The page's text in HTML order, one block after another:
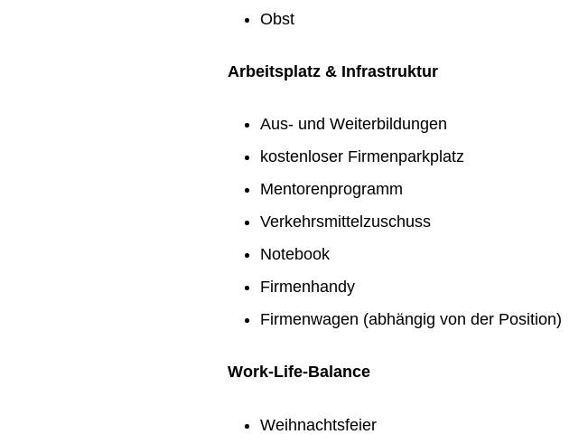
Obst
Arbeitsplatz & Infrastruktur
Aus- und Weiterbildungen
kostenloser Firmenparkplatz
Mentorenprogramm
Verkehrsmittelzuschuss
Notebook
Firmenhandy
Firmenwagen (abhängig von der Position)
Work-Life-Balance
Weihnachtsfeier